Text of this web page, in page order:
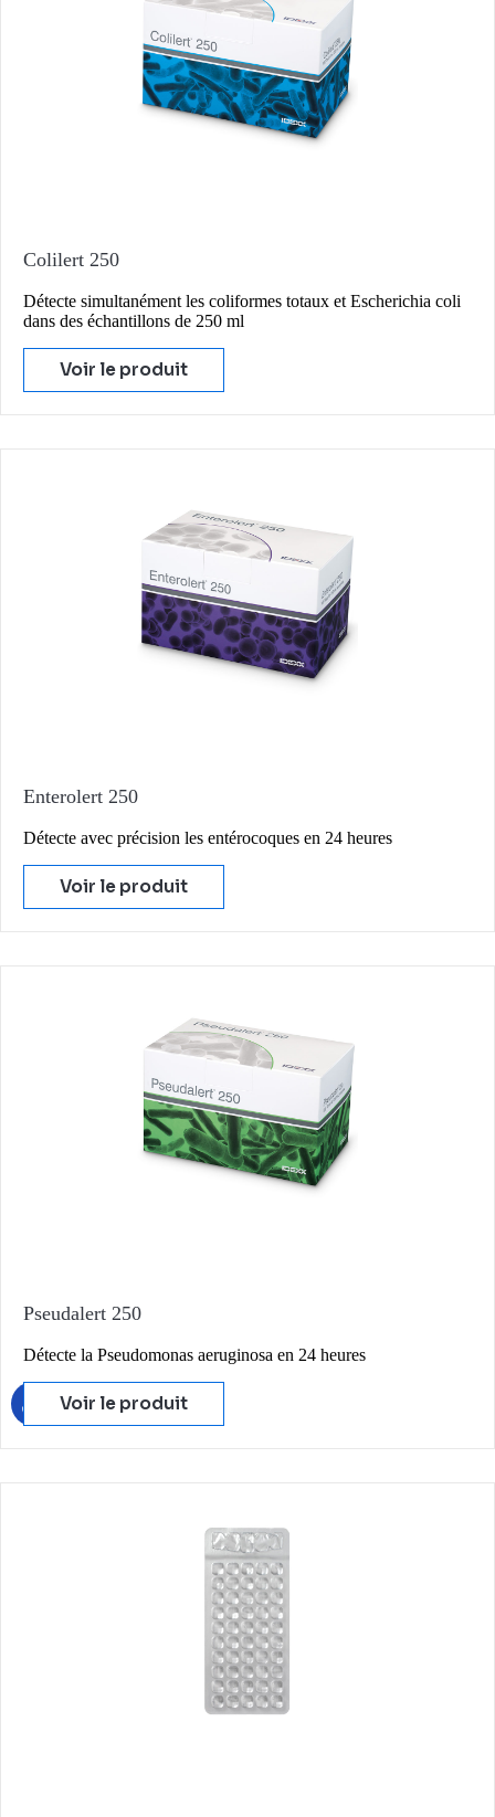
Colilert 250
Détecte simultanément les coliformes totaux et Escherichia coli
dans des échantillons de 250 ml
Voir le produit
Enterolert 250
Détecte avec précision les entérocoques en 24 heures
Voir le produit
Pseudalert 250
Détecte la Pseudomonas aeruginosa en 24 heures
Voir le produit